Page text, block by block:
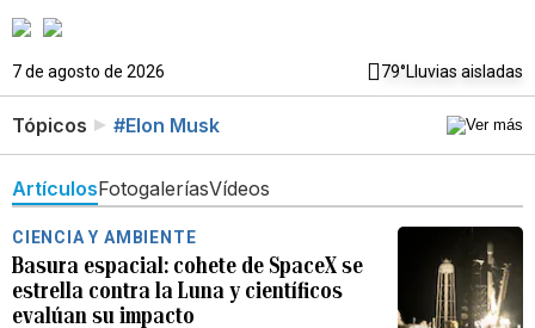
7 de agosto de 2026 79°Lluvias aisladas
Tópicos #Elon Musk
ArtículosFotogaleríasVídeos
CIENCIA Y AMBIENTE
Basura espacial: cohete de SpaceX se
estrella contra la Luna y científicos
evalúan su impacto